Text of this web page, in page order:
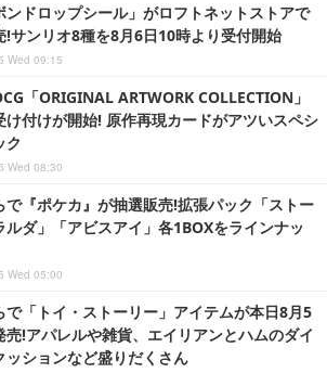
ンドロップシール」がロフトネットストアで
!サンリオ8種を8月6日10時より受付開始
Wed 09:15
「ORIGINAL ARTWORK COLLECTION」
け付けが開始! 原作再現カードがアツいスペシ
ク
Wed 08:30
で『ポケカ』が抽選販売!拡張パック「ストー
ルダ」「アビスアイ」各1BOXをラインナッ
Wed 05:00
で「トイ・ストーリー」アイテムが本日8月5
売!アパレルや雑貨、エイリアンとハムのダイ
ッションなど盛りだくさん